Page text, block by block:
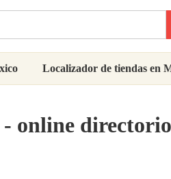
Localizador de tiendas en
- online